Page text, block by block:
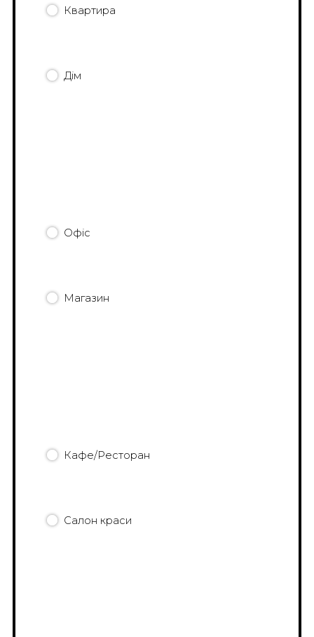
Квартира
Дім
Офіс
Магазин
Кафе/Ресторан
Салон краси